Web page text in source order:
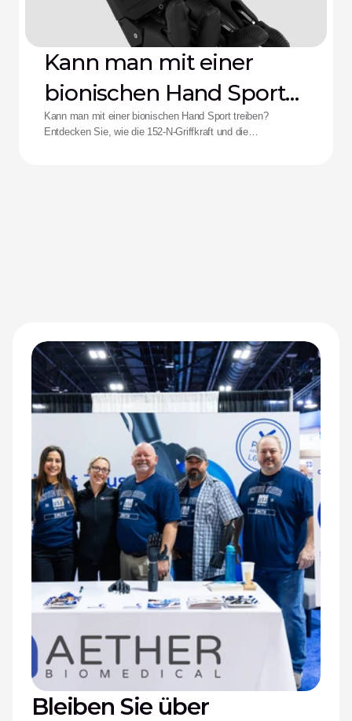
Kann man mit einer
bionischen Hand Sport
treiben?
Kann man mit einer bionischen Hand Sport treiben?
Entdecken Sie, wie die 152-N-Griffkraft und die
Bleiben Sie über